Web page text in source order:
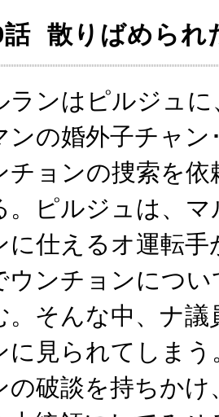
話 散りばめられ
ランはピルジュに
ンの婚外子チャン
チョンの捜索を依
。ピルジュは、マ
に仕えるオ運転手
ウンチョンにつ
。そんな中、ナ
に見られてしま
の破談を持ちか